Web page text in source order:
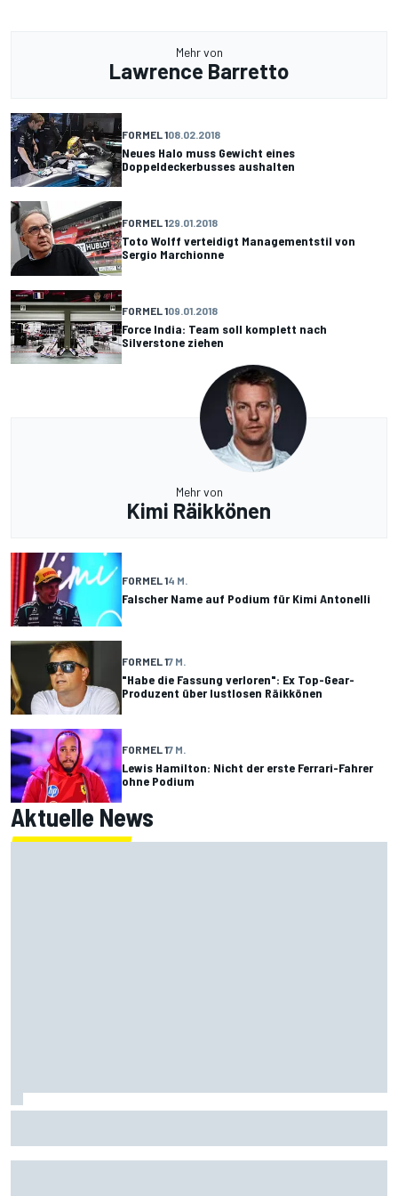
Mehr von
Lawrence Barretto
FORMEL 108.02.2018
Neues Halo muss Gewicht eines
Doppeldeckerbusses aushalten
FORMEL 129.01.2018
Toto Wolff verteidigt Managementstil von
Sergio Marchionne
FORMEL 109.01.2018
Force India: Team soll komplett nach
Silverstone ziehen
Mehr von
Kimi Räikkönen
FORMEL 14 M.
Falscher Name auf Podium für Kimi Antonelli
FORMEL 17 M.
"Habe die Fassung verloren": Ex Top-Gear-
Produzent über lustlosen Räikkönen
FORMEL 17 M.
Lewis Hamilton: Nicht der erste Ferrari-Fahrer
ohne Podium
Aktuelle News